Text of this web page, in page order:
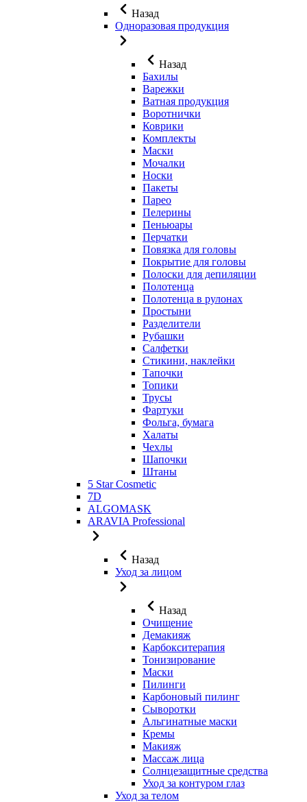
Назад
Одноразовая продукция
Назад
Бахилы
Варежки
Ватная продукция
Воротнички
Коврики
Комплекты
Маски
Мочалки
Носки
Пакеты
Парео
Пелерины
Пеньюары
Перчатки
Повязка для головы
Покрытие для головы
Полоски для депиляции
Полотенца
Полотенца в рулонах
Простыни
Разделители
Рубашки
Салфетки
Стикини, наклейки
Тапочки
Топики
Трусы
Фартуки
Фольга, бумага
Халаты
Чехлы
Шапочки
Штаны
5 Star Cosmetic
7D
ALGOMASK
ARAVIA Professional
Назад
Уход за лицом
Назад
Очищение
Демакияж
Карбокситерапия
Тонизирование
Маски
Пилинги
Карбоновый пилинг
Сыворотки
Альгинатные маски
Кремы
Макияж
Массаж лица
Солнцезащитные средства
Уход за контуром глаз
Уход за телом